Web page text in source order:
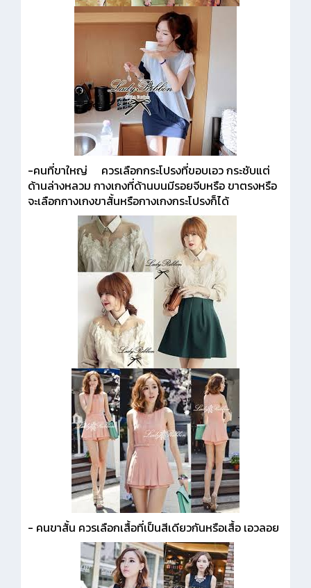
-คนที่ขาใหญ่ ควรเลือกกระโปรงที่ขอบเอว กระชับแต่
ด้านล่างหลวม กางเกงที่ด้านบนมีรอยจีบหรือ ขาตรงหรือ
จะเลือกกางเกงขาสั้นหรือกางเกงกระโปรงก็ได้
- คนขาสั้น ควรเลือกเสื้อที่เป็นสีเดียวกันหรือเสื้อ เอวลอย